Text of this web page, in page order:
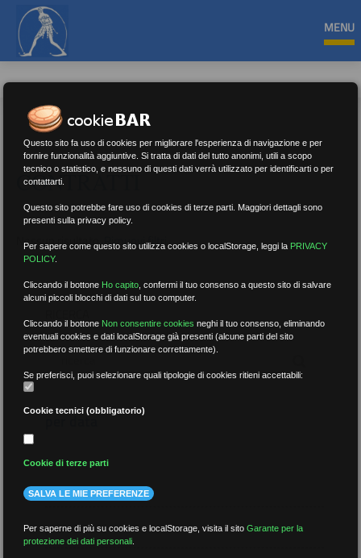
MENU
CONTRATTI
Nessun risultato.Rimuovi filtri
per data
più recenti
Questo sito fa uso di cookies per migliorare l'esperienza di navigazione e per
fornire funzionalità aggiuntive. Si tratta di dati del tutto anonimi, utili a scopo
tecnico o statistico, e nessuno di questi dati verrà utilizzato per identificarti o per
contattarti.
Questo sito potrebbe fare uso di cookies di terze parti. Maggiori dettagli sono
presenti sulla privacy policy.
Per sapere come questo sito utilizza cookies o localStorage, leggi la PRIVACY
POLICY.
Cliccando il bottone Ho capito ,confermi il tuo consenso a questo sito di salvare
alcuni piccoli blocchi di dati sul tuo computer.
Cliccando il bottone Non consentire cookies neghi il tuo consenso, eliminando
eventuali cookies e dati localStorage già presenti (alcune parti del sito
potrebbero smettere di funzionare correttamente).
Se preferisci, puoi selezionare quali tipologie di cookies ritieni accettabili:
Cookie tecnici (obbligatorio)
Cookie di terze parti
SALVA LE MIE PREFERENZE
Per saperne di più su cookies e localStorage, visita il sitoGarante per la
protezione dei dati personali